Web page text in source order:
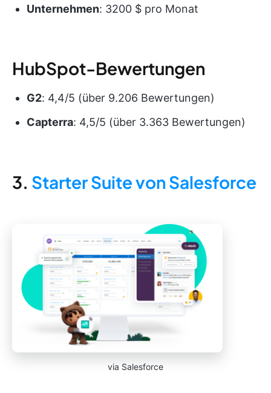
Unternehmen: 3200 $ pro Monat
HubSpot-Bewertungen
G2: 4,4/5 (über 9.206 Bewertungen)
Capterra: 4,5/5 (über 3.363 Bewertungen)
3. Starter Suite von Salesforce
via Salesforce